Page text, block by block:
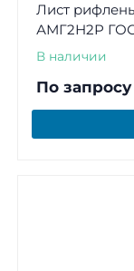
Лист
АМГ2Н2Р
В наличии
По запросу